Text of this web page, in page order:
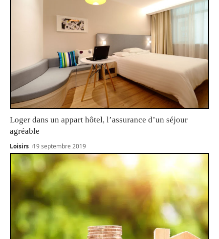
Loger dans un appart hôtel, l’assurance d’un séjour
agréable
Loisirs 19 septembre 2019